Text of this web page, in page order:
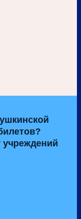
учреждений